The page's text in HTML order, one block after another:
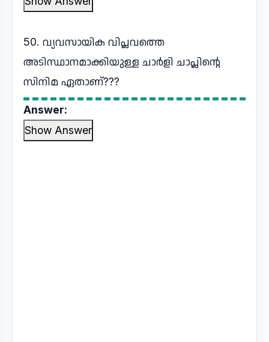
50. വ്യവസായിക വിപ്ലവത്തെ
അടിസ്ഥാനമാക്കിയുള്ള ചാർളി ചാപ്ലിന്റെ
സിനിമ ഏതാണ്???
Answer:
Show Answer